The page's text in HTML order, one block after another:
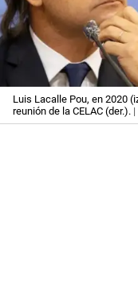
Luis Lacalle Pou, en 2020
reunión de la CELAC (der.).